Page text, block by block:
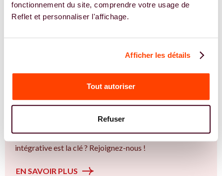
fonctionnement du site, comprendre votre usage de
Reflet et personnaliser l'affichage.
Afficher les détails
Tout autoriser
Refuser
Vous êtes Ostéopathe expert.e.s en PMA ?
Vous êtes Ostéopathe spécialiste dans dans
l'accompagnement des femmes et des couples sur la
thématique de la fertilité et particulièrement sur la
options pour avancer sereinement. Vous êtes à Colmar ou
en Alsace et vous êtes convaincu.e qu'une approche
intégrative est la clé ? Rejoignez-nous !
EN SAVOIR PLUS